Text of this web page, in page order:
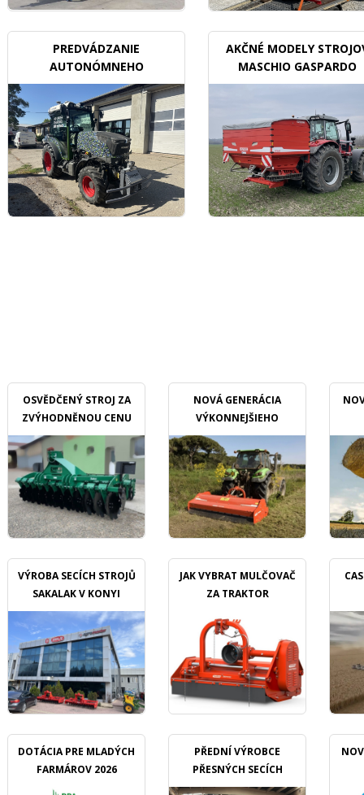
PREDVÁDZANIE
AUTONÓMNEHO
TRAKTORU V SADOCH
AKČNÉ MODELY
MASCHIO GASPARDO
OSVĚDČENÝ STROJ ZA
ZVÝHODNĚNOU CENU
NOVÁ GENERÁCIA
VÝKONNEJŠIEHO
MULČOVAČU
VÝROBA SECÍCH STROJŮ
SAKALAK V KONYI
JAK VYBRAT MULČOVAČ
ZA TRAKTOR
DOTÁCIA PRE MLADÝCH
FARMÁROV 2026
PŘEDNÍ VÝROBCE
PŘESNÝCH SECÍCH
STROJŮ OZDOKEN